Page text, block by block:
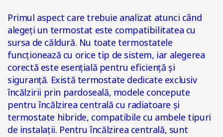
Primul aspect care trebuie analizat atunci când
alegeți un termostat este compatibilitatea cu
sursa de căldură. Nu toate termostatele
funcționează cu orice tip de sistem, iar alegerea
corectă este esențială pentru eficiență și
siguranță. Există termostate dedicate exclusiv
încălzirii prin pardoseală, modele concepute
pentru încălzirea centrală cu radiatoare și
termostate hibride, compatibile cu ambele tipuri
de instalații. Pentru încălzirea centrală, sunt